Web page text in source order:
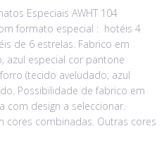
Especiais AWHT 104
formato especial : hotéis 4
de 6 estrelas. Fabrico em
azul especial cor pantone
(tecido aveludado, azul
Possibilidade de fabrico em
com design a seleccionar.
cores combinadas. Outras cores